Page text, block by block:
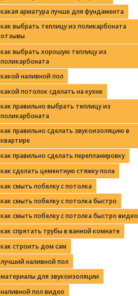
какая арматура лучше для фундамента
как выбрать теплицу из поликарбоната
отзывы
как выбрать хорошую теплицу из
поликарбоната
какой наливной пол
какой потолок сделать на кухне
как правильно выбрать теплицу из
поликарбоната
как правильно сделать звукоизоляцию в
квартире
как правильно сделать перепланировку
как сделать цементную стяжку пола
как смыть побелку с потолка
как смыть побелку с потолка быстро
как смыть побелку с потолка быстро видео
как спрятать трубы в ванной комнате
как строить дом сам
лучший наливной пол
материалы для звукоизоляции
наливной пол видео